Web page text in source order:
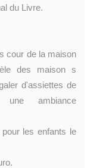
du Livre.
cour de la maison
des maison s
d'assiettes de
une ambiance
les enfants le